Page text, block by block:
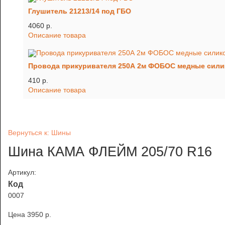
Глушитель 21213/14 под ГБО
4060 p.
Описание товара
Провода прикуривателя 250А 2м ФОБОС медные
410 p.
Описание товара
Вернуться к: Шины
Шина КАМА ФЛЕЙМ 205/70 R16
Артикул:
Код
0007
Цена 3950 p.